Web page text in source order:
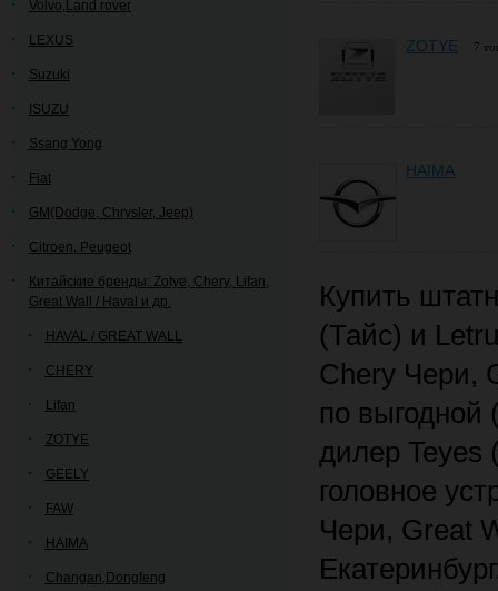
Volvo,Land rover
LEXUS
Suzuki
ISUZU
Ssang Yong
Fiat
GM(Dodge, Chrysler, Jeep)
Citroen, Peugeot
Китайские бренды: Zotye, Chery, Lifan,
Great Wall / Haval и др.
HAVAL / GREAT WALL
CHERY
Lifan
ZOTYE
GEELY
FAW
HAIMA
Changan,Dongfeng
ZOTYE 7
HAIMA
Купить
(Тайс) и
Chery Чери,
по
дилер Teyes
головное
Чери, Great